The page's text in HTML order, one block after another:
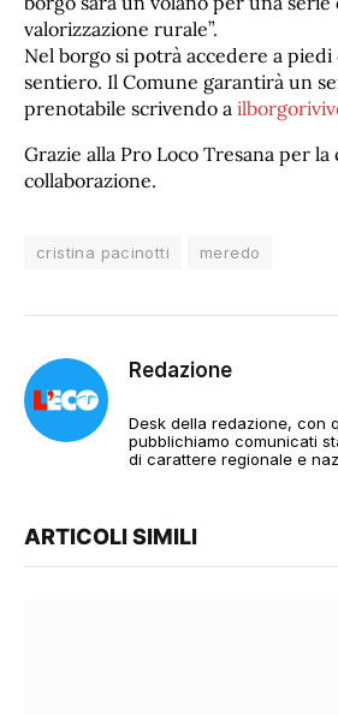
valorizzazione rurale”.
Nel borgo si potrà accedere a piedi
sentiero. Il Comune garantirà un
prenotabile scrivendo a
Grazie alla Pro Loco Tresana per la
collaborazione.
cristina pacinotti meredo
Redazione
Desk della redazione, con
pubblichiamo comunicati
di carattere regionale e
ARTICOLI SIMILI